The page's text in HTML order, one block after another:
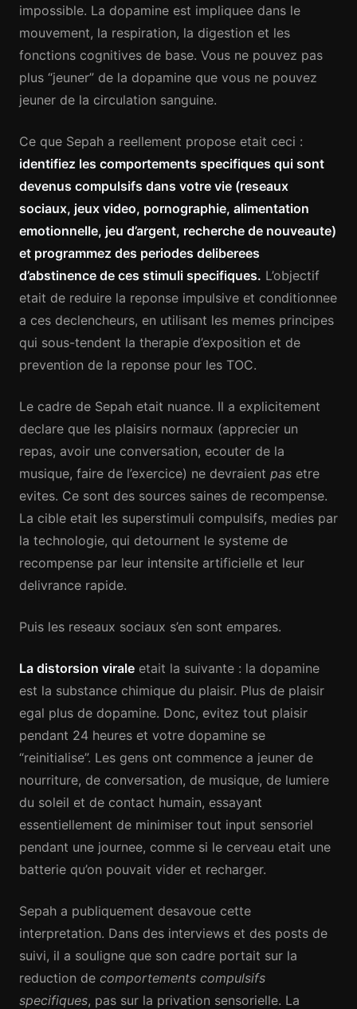
impossible. La dopamine est impliquee dans le
mouvement, la respiration, la digestion et les
fonctions cognitives de base. Vous ne pouvez pas
plus “jeuner” de la dopamine que vous ne pouvez
jeuner de la circulation sanguine.
Ce que Sepah a reellement propose etait ceci :
identifiez les comportements specifiques qui sont
devenus compulsifs dans votre vie (reseaux
sociaux, jeux video, pornographie, alimentation
emotionnelle, jeu d’argent, recherche de nouveaute)
et programmez des periodes deliberees
d’abstinence de ces stimuli specifiques. L’objectif
etait de reduire la reponse impulsive et conditionnee
a ces declencheurs, en utilisant les memes principes
qui sous-tendent la therapie d’exposition et de
prevention de la reponse pour les TOC.
Le cadre de Sepah etait nuance. Il a explicitement
declare que les plaisirs normaux (apprecier un
repas, avoir une conversation, ecouter de la
musique, faire de l’exercice) ne devraient pas etre
evites. Ce sont des sources saines de recompense.
La cible etait les superstimuli compulsifs, medies par
la technologie, qui detournent le systeme de
recompense par leur intensite artificielle et leur
delivrance rapide.
Puis les reseaux sociaux s’en sont empares.
La distorsion virale etait la suivante : la dopamine
est la substance chimique du plaisir. Plus de plaisir
egal plus de dopamine. Donc, evitez tout plaisir
pendant 24 heures et votre dopamine se
“reinitialise”. Les gens ont commence a jeuner de
nourriture, de conversation, de musique, de lumiere
du soleil et de contact humain, essayant
essentiellement de minimiser tout input sensoriel
pendant une journee, comme si le cerveau etait une
batterie qu’on pouvait vider et recharger.
Sepah a publiquement desavoue cette
interpretation. Dans des interviews et des posts de
suivi, il a souligne que son cadre portait sur la
reduction de comportements compulsifs
specifiques, pas sur la privation sensorielle. La